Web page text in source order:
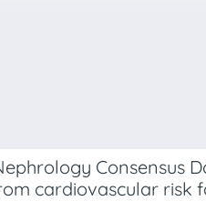
Consensus
cardiovascular